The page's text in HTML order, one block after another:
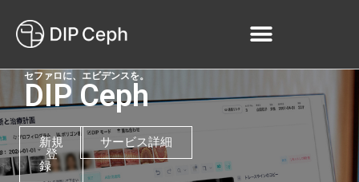
セファロに、エビデンスを。
DIP Ceph
新規
登
録
サービス詳細